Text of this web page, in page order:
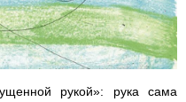
рукой»: рука сама